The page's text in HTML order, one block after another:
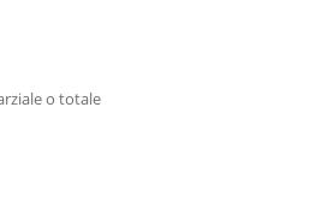
o totale